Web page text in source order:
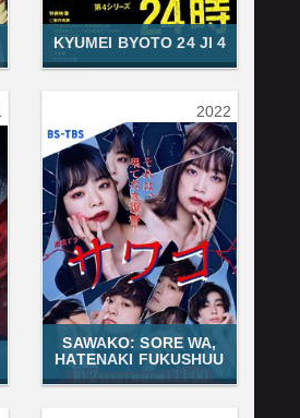
KYUMEI BYOTO 24 JI 4
2022
SAWAKO: SORE WA,
HATENAKI FUKUSHUU